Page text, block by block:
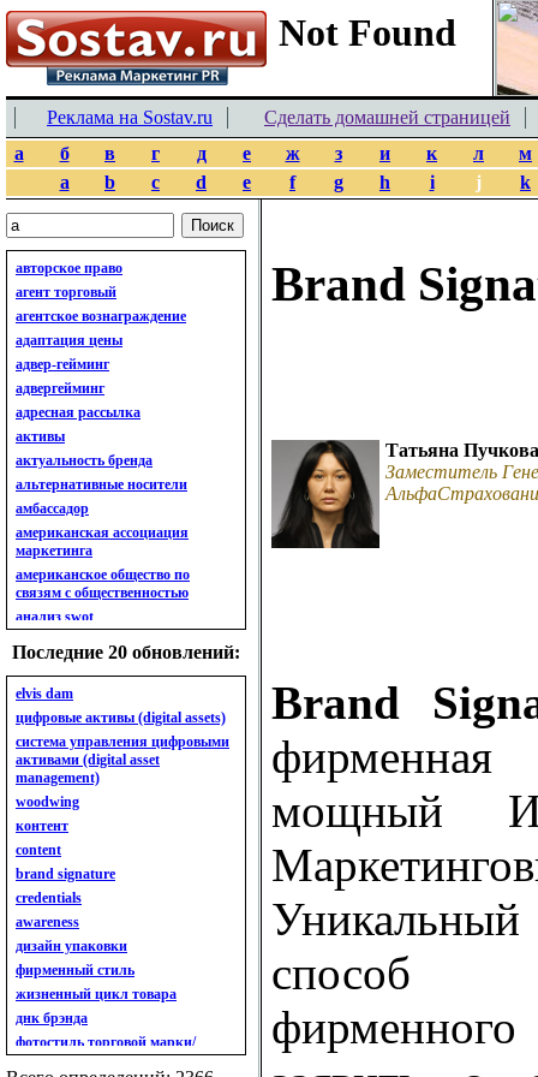
Реклама на Sostav.ru
Сделать домашней страницей
а
б в г д е ж з и к л
м
a
b c d e f g h i j k
авторское право
агент торговый
агентское вознаграждение
адаптация цены
адвер-гейминг
адвергейминг
адресная рассылка
активы
актуальность бренда
альтернативные носители
амбассадор
американская ассоциация
маркетинга
американское общество по
связям с общественностью
анализ swot
анализ бизнес-портфеля
анализ имиджа
анализ кластерный
анализ конкурентов
анализ кросс-культурных
особенностей
анализ мак кинси «7s»
анализ макросистемы
анализ маркетинговый
анализ рынка
анализ ситуационный
анализ экспертный
индивидуальный
анкета
ассортимент
ассортимент товарный.
планирование товарного
ассортимента
ассортимент. глубина
Последние 20 обновлений:
elvis dam
цифровые активы (digital assets)
система управления цифровыми
активами (digital asset
management)
woodwing
контент
content
brand signature
credentials
awareness
дизайн упаковки
фирменный стиль
жизненный цикл товара
днк брэнда
фотостиль торговой марки/
линейки продукции
Brand
Татьяна Пучкова
Заместитель
Brand
мощный
способ
фирменного